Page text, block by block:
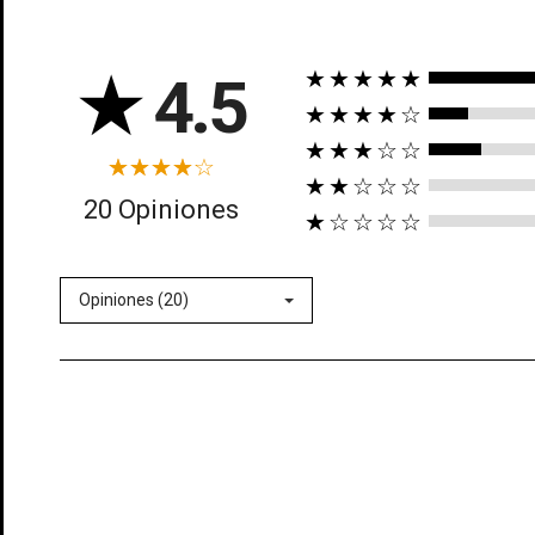
★4.5
20 Opiniones
★★★★★
★★★★☆
★★★☆☆
★★☆☆☆
★☆☆☆☆
Opiniones (20)